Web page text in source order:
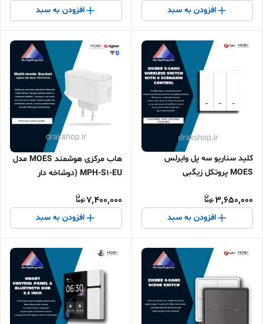
افزودن به سبد افزودن به سبد
کلید سناریو سه پل وایرلس
MOES پروتکل زیگبی
3,650,000
افزودن به سبد
هاب مرکزی هوشمند MOES مدل
MPH-S1-EU (دوشاخه دار
7,400,000
افزودن به سبد